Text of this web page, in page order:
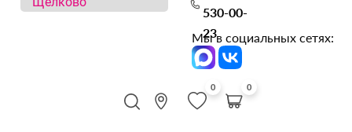
530-00-
23
Мы в социальных сетях:
0 0